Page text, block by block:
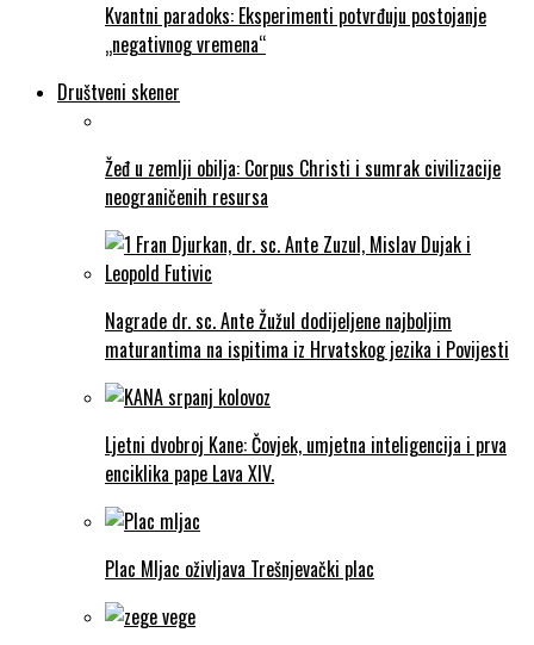
Kvantni paradoks: Eksperimenti potvrđuju postojanje
„negativnog vremena“
Društveni skener
Žeđ u zemlji obilja: Corpus Christi i sumrak civilizacije
neograničenih resursa
Nagrade dr. sc. Ante Žužul dodijeljene najboljim
maturantima na ispitima iz Hrvatskog jezika i Povijesti
Ljetni dvobroj Kane: Čovjek, umjetna inteligencija i prva
enciklika pape Lava XIV.
Plac Mljac oživljava Trešnjevački plac